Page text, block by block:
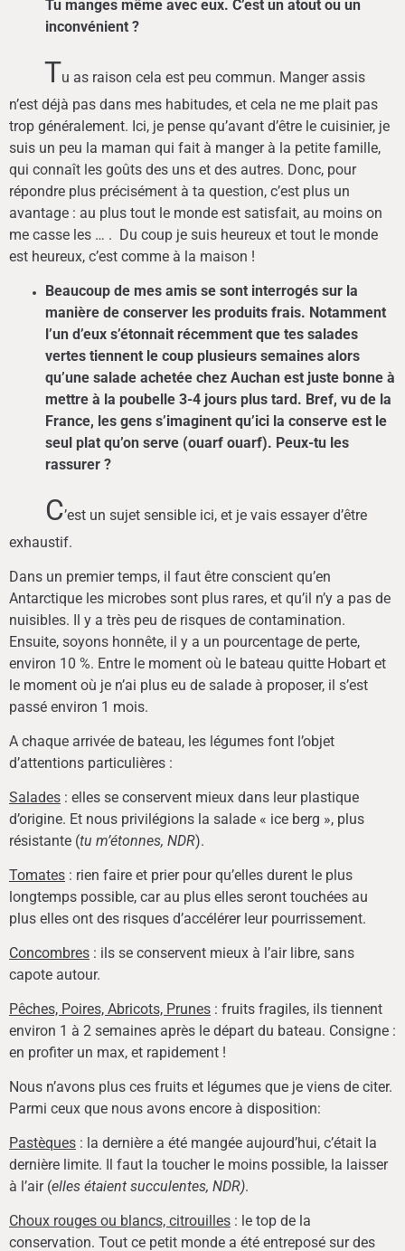
Tu manges même avec eux. C’est un atout ou un
inconvénient ?
Tu as raison cela est peu commun. Manger assis
n’est déjà pas dans mes habitudes, et cela ne me plait pas
trop généralement. Ici, je pense qu’avant d’être le cuisinier, je
suis un peu la maman qui fait à manger à la petite famille,
qui connaît les goûts des uns et des autres. Donc, pour
répondre plus précisément à ta question, c’est plus un
avantage : au plus tout le monde est satisfait, au moins on
me casse les … . Du coup je suis heureux et tout le monde
est heureux, c’est comme à la maison !
Beaucoup de mes amis se sont interrogés sur la
manière de conserver les produits frais. Notamment
l’un d’eux s’étonnait récemment que tes salades
vertes tiennent le coup plusieurs semaines alors
qu’une salade achetée chez Auchan est juste bonne à
mettre à la poubelle 3-4 jours plus tard. Bref, vu de la
France, les gens s’imaginent qu’ici la conserve est le
seul plat qu’on serve (ouarf ouarf). Peux-tu les
rassurer ?
C’est un sujet sensible ici, et je vais essayer d’être
exhaustif.
Dans un premier temps, il faut être conscient qu’en
Antarctique les microbes sont plus rares, et qu’il n’y a pas de
nuisibles. Il y a très peu de risques de contamination.
Ensuite, soyons honnête, il y a un pourcentage de perte,
environ 10 %. Entre le moment où le bateau quitte Hobart et
le moment où je n’ai plus eu de salade à proposer, il s’est
passé environ 1 mois.
A chaque arrivée de bateau, les légumes font l’objet
d’attentions particulières :
Salades : elles se conservent mieux dans leur plastique
d’origine. Et nous privilégions la salade « ice berg », plus
résistante (tu m’étonnes, NDR).
Tomates : rien faire et prier pour qu’elles durent le plus
longtemps possible, car au plus elles seront touchées au
plus elles ont des risques d’accélérer leur pourrissement.
Concombres : ils se conservent mieux à l’air libre, sans
capote autour.
Pêches, Poires, Abricots, Prunes : fruits fragiles, ils tiennent
environ 1 à 2 semaines après le départ du bateau. Consigne :
en profiter un max, et rapidement !
Nous n’avons plus ces fruits et légumes que je viens de citer.
Parmi ceux que nous avons encore à disposition:
Pastèques : la dernière a été mangée aujourd’hui, c’était la
dernière limite. Il faut la toucher le moins possible, la laisser
à l’air (elles étaient succulentes, NDR).
Choux rouges ou blancs, citrouilles : le top de la
conservation. Tout ce petit monde a été entreposé sur des